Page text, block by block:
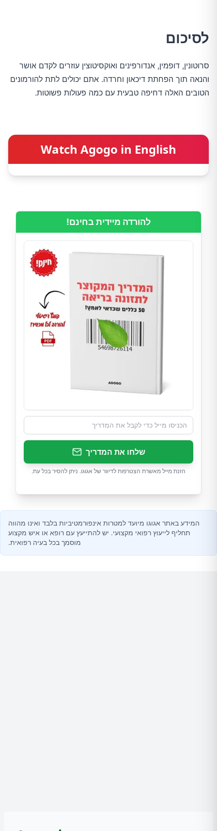
לסיכום
סרוטונין, דופמין, אנדורפינים ואוקסיטוצין עוזרים לקדם אושר
והנאה תוך הפחתת דיכאון וחרדה. אתם יכולים לתת להורמונים
הטובים האלה דחיפה טבעית עם כמה פעולות פשוטות.
Watch Agogo in English
להורדה מיידית בחינם!
שלחו את המדריך
הזנת מייל מאשרת הצטרפות לדיוור של אגוגו. ניתן להסיר בכל עת.
המידע באתר אגוגו מיועד למטרות אינפורמטיביות בלבד ואינו מהווה
תחליף לייעוץ רפואי מקצועי. יש להתייעץ עם רופא או איש מקצוע
מוסמך בכל בעיה רפואית.